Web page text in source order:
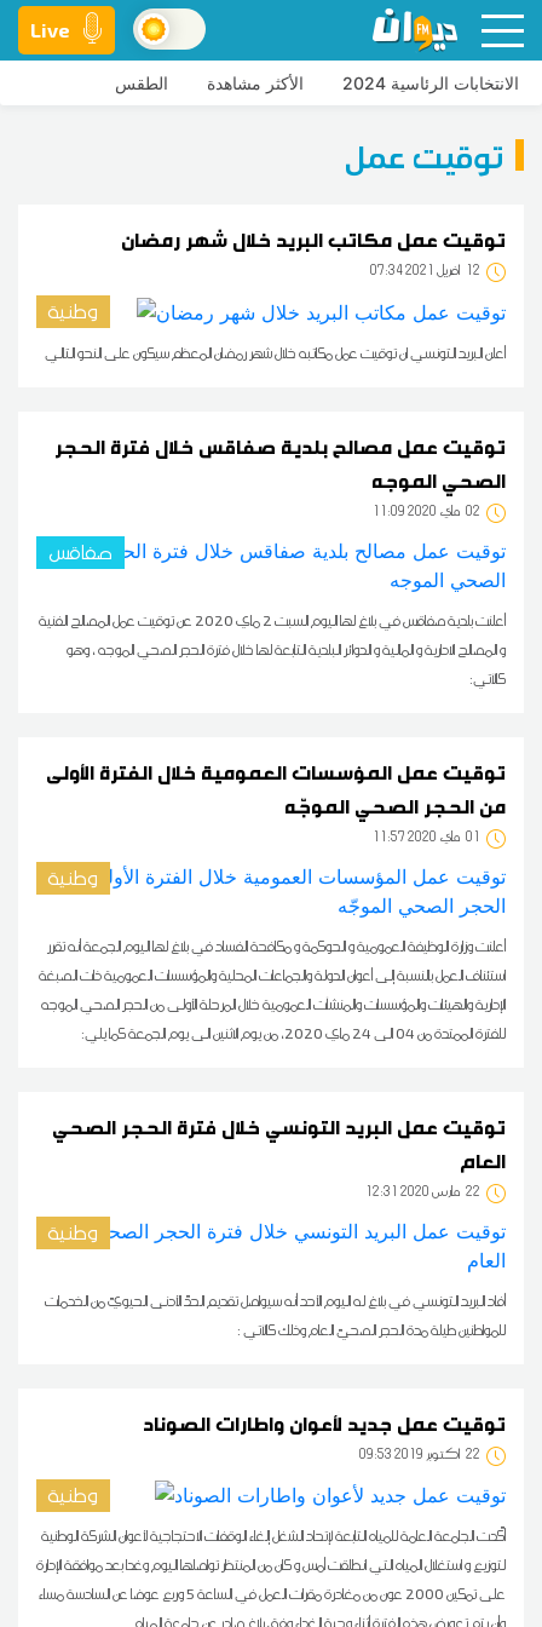
Live
الانتخابات الرئاسية 2024 الأكثر مشاهدة الطقس
توقيت عمل
توقيت عمل مكاتب البريد خلال شهر رمضان
12 07:34 2021 أفريل
وطنية
أعلن البريد التونسي ان توقيت عمل مكاتبه خلال شهر رمضان المعظم سيكون على النحو التالي
توقيت عمل مصالح بلدية صفاقس خلال فترة الحجر
الصحي الموجه
02 11:09 2020 ماي
صفاقس
أعلنت بلدية صفاقس في بلاغ لها اليوم السبت 2 ماي 2020 عن توقيت عمل المصالح الفنية
و المصالح الادارية و المالية و الدوائر البلدية التابعة لها خلال فترة الحجر الصحي الموجه ، وهو
كالآتي:
توقيت عمل المؤسسات العمومية خلال الفترة الأولى
من الحجر الصحي الموجّه
01 11:57 2020 ماي
وطنية
أعلنت وزارة الوظيفة العمومية و الحوكمة و مكافحة الفساد في بلاغ لها اليوم الجمعة أنه تقرر
استئناف العمل بالنسبة إلى أعوان الدولة والجماعات المحلية والمؤسسات العمومية ذات الصبغة
الإدارية والهيئات والمؤسسات والمنشآت العمومية خلال المرحلة الأولى من الحجر الصحي الموجه
للفترة الممتدة من 04 الى 24 ماي 2020، من يوم الاثنين الى يوم الجمعة كما يلي:
توقيت عمل البريد التونسي خلال فترة الحجر الصحي
العام
22 12:31 2020 مارس
وطنية
أفاد البريد التونسي في بلاغ له اليوم الأحد أنه سيواصل تقديم الحدّ الأدنى الحيويّ من الخدمات
للمواطنين طيلة مدة الحجر الصحيّ العام وذلك كالآتي :
توقيت عمل جديد لأعوان واطارات الصوناد
22 09:53 2019 أكتوبر
وطنية
أكّدت الجامعة العامة للمياه التابعة لإتحاد الشغل إلغاء الوقفات الاحتجاجية لأعوان الشركة الوطنية
لتوزيع و استغلال المياه التي انطلقت أمس و كان من المنتظر تواصلها اليوم وغدا بعد موافقة الإدارة
على تمكين 2000 عون من مغادرة مقرات العمل في الساعة 5 وربع عوضا عن السادسة مساء